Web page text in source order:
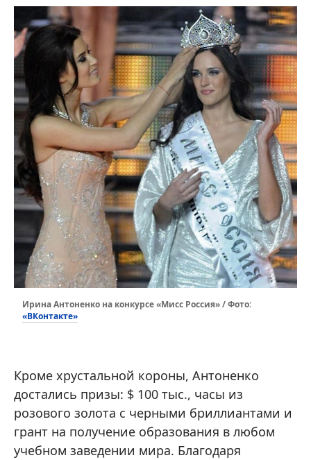
Ирина Антоненко на конкурсе «Мисс Россия» / Фото:
«ВКонтакте»
Кроме хрустальной короны, Антоненко
достались призы: $ 100 тыс., часы из
розового золота с черными бриллиантами и
грант на получение образования в любом
учебном заведении мира. Благодаря